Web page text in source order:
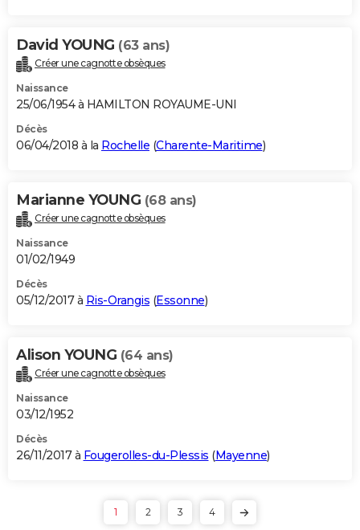
David YOUNG (63 ans)
Créer une cagnotte obsèques
Naissance
25/06/1954 à HAMILTON ROYAUME-UNI
Décès
06/04/2018 à la Rochelle (Charente-Maritime)
Marianne YOUNG (68 ans)
Créer une cagnotte obsèques
Naissance
01/02/1949
Décès
05/12/2017 à Ris-Orangis (Essonne)
Alison YOUNG (64 ans)
Créer une cagnotte obsèques
Naissance
03/12/1952
Décès
26/11/2017 à Fougerolles-du-Plessis (Mayenne)
1 2 3 4